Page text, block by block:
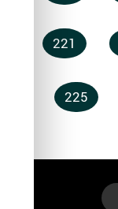
221
225